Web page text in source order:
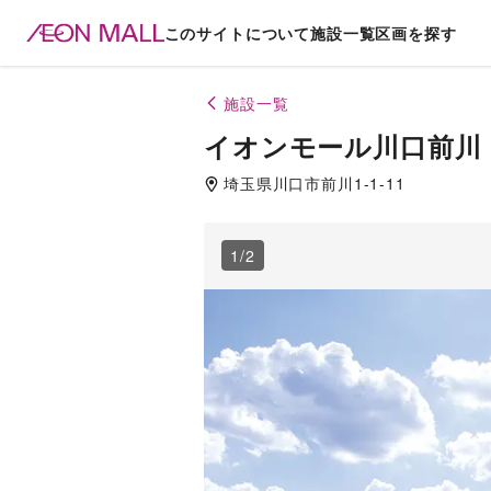
このサイトについて施設一覧区画を探す
施設一覧
イオンモール川口前川
埼玉県川口市前川1-1-11
1 /2